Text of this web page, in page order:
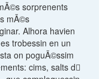
sorprenents
mÃ©s
Alhora havien
trobessin en un
on poguÃ©ssim
cims, salts d𠆚